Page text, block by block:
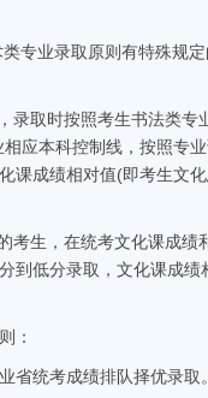
业录取原则有特殊规定
取时按照考生书法类专
应本科控制线，按照专
课成绩相对值(即考生文
生，在统考文化课成绩
到低分录取，文化课成
：
统考成绩排队择优录取